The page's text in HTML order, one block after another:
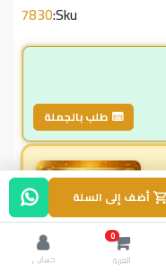
Sku:
7830
طلب بالجملة
أضف إلى السلة
0
العربة
حسابي